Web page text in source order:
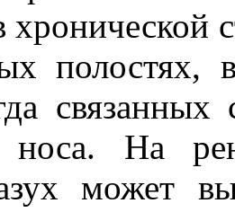
хронической
полостях,
носа. На
может